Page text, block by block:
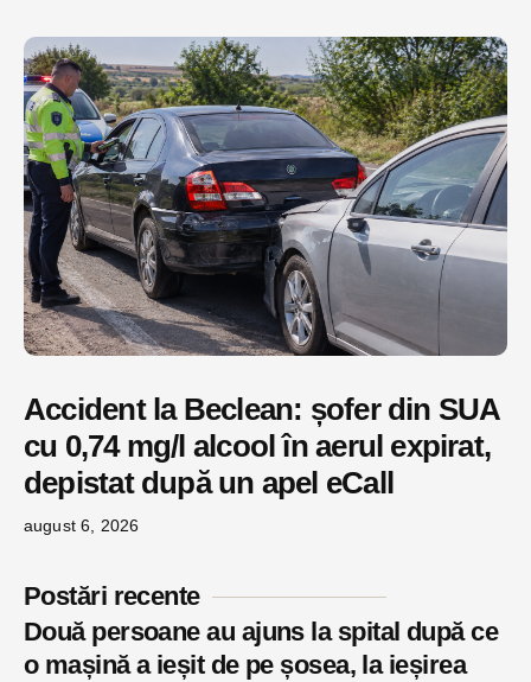
Accident la Beclean: șofer din SUA
cu 0,74 mg/l alcool în aerul expirat,
depistat după un apel eCall
august 6, 2026
Postări recente
Două persoane au ajuns la spital după ce
o mașină a ieșit de pe șosea, la ieșirea